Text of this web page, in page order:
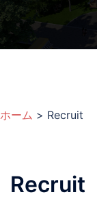
ホーム > Recruit
Recruit